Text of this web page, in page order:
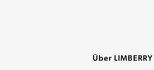
Über LIMBERRY